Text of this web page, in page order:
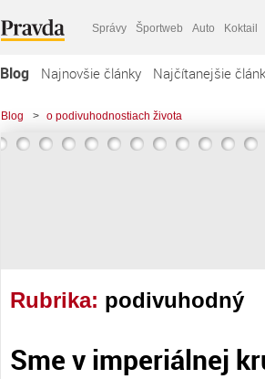
Správy Športweb Auto Koktail
Blog Najnovšie články Najčítanejšie
Blog > o podivuhodnostiach života
Rubrika: podivuhodný
Sme v imperiálnej